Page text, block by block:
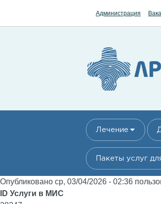
Администрация
Лечение
Пакеты услуг
Опубликовано ср, 03/04/2026 - 02:36
ID Услуги в МИС